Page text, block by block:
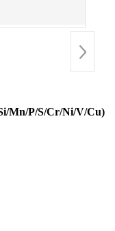
Mn/P/S/Cr/Ni/V/Cu)